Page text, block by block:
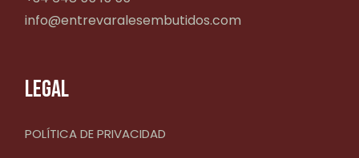
info@entrevaralesembutidos.com
LEGAL
POLÍTICA DE PRIVACIDAD